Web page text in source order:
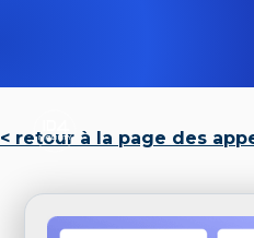
< retour à la page des